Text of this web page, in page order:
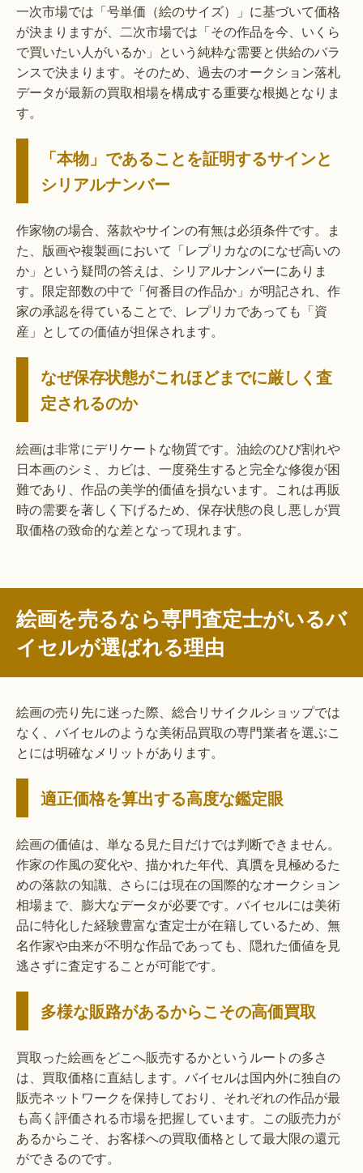
一次市場では「号単価（絵のサイズ）」に基づいて価格
が決まりますが、二次市場では「その作品を今、いくら
で買いたい人がいるか」という純粋な需要と供給のバラ
ンスで決まります。そのため、過去のオークション落札
データが最新の買取相場を構成する重要な根拠となりま
す。
「本物」であることを証明するサインと
シリアルナンバー
作家物の場合、落款やサインの有無は必須条件です。ま
た、版画や複製画において「レプリカなのになぜ高いの
か」という疑問の答えは、シリアルナンバーにありま
す。限定部数の中で「何番目の作品か」が明記され、作
家の承認を得ていることで、レプリカであっても「資
産」としての価値が担保されます。
なぜ保存状態がこれほどまでに厳しく査
定されるのか
絵画は非常にデリケートな物質です。油絵のひび割れや
日本画のシミ、カビは、一度発生すると完全な修復が困
難であり、作品の美学的価値を損ないます。これは再販
時の需要を著しく下げるため、保存状態の良し悪しが買
取価格の致命的な差となって現れます。
絵画を売るなら専門査定士がいるバ
イセルが選ばれる理由
絵画の売り先に迷った際、総合リサイクルショップでは
なく、バイセルのような美術品買取の専門業者を選ぶこ
とには明確なメリットがあります。
適正価格を算出する高度な鑑定眼
絵画の価値は、単なる見た目だけでは判断できません。
作家の作風の変化や、描かれた年代、真贋を見極めるた
めの落款の知識、さらには現在の国際的なオークション
相場まで、膨大なデータが必要です。バイセルには美術
品に特化した経験豊富な査定士が在籍しているため、無
名作家や由来が不明な作品であっても、隠れた価値を見
逃さずに査定することが可能です。
多様な販路があるからこその高価買取
買取った絵画をどこへ販売するかというルートの多さ
は、買取価格に直結します。バイセルは国内外に独自の
販売ネットワークを保持しており、それぞれの作品が最
も高く評価される市場を把握しています。この販売力が
あるからこそ、お客様への買取価格として最大限の還元
ができるのです。